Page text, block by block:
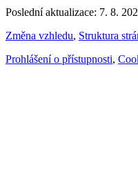
Poslední aktualizace: 7. 8.
Změna vzhledu, Struktura
Prohlášení o přístupnosti,